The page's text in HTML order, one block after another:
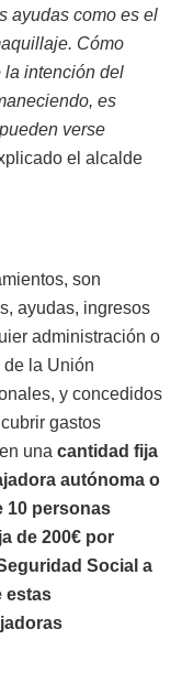
ayudas como es el
Cómo
la intención del
es
verse
el alcalde
son
ayudas, ingresos
administración o
la Unión
y concedidos
gastos
unacantidad fija
autónoma o
10 personas
de 200€ por
Social a
estas